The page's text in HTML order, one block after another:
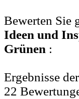
Bewerten Sie
Ideen und
Grünen :
Ergebnisse
22